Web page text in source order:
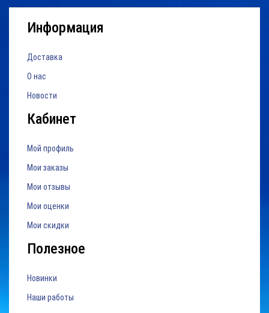
Информация
Доставка
О нас
Новости
Кабинет
Мой профиль
Мои заказы
Мои отзывы
Мои оценки
Мои скидки
Полезное
Новинки
Наши работы